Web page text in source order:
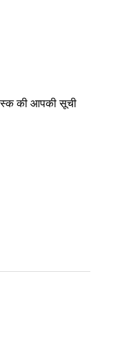
की आपकी सूची